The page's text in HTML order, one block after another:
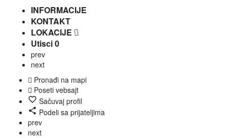
INFORMACIJE
KONTAKT
LOKACIJE
Utisci0
prev
next
Pronađi na mapi
Poseti vebsajt
Sačuvaj profil
Podeli sa prijateljima
prev
next